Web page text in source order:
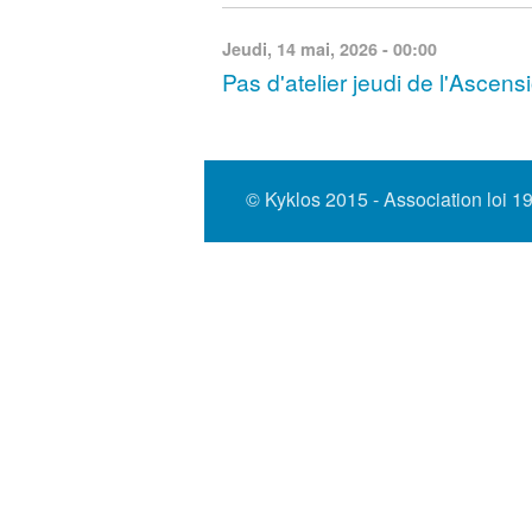
Jeudi, 14 mai, 2026 - 00:00
Pas d'atelier jeudi de
© Kyklos 2015 - Association loi